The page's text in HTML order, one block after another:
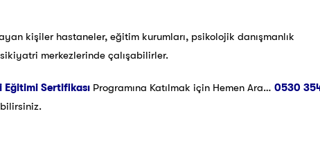
kişiler hastaneler, eğitim kurumları, psikolojik danışmanlık
merkezlerinde çalışabilirler.
Eğitimi Sertifikası Programına Katılmak için Hemen Ara… 0530